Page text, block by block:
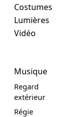
Costumes
Lumières
Vidéo
Musique
Regard
extérieur
Régie